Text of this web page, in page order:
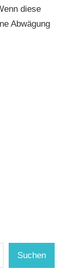
diese
Abwägung
Suchen